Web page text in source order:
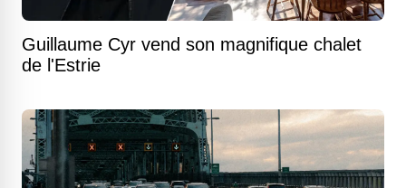
Guillaume Cyr vend son magnifique chalet
de l'Estrie